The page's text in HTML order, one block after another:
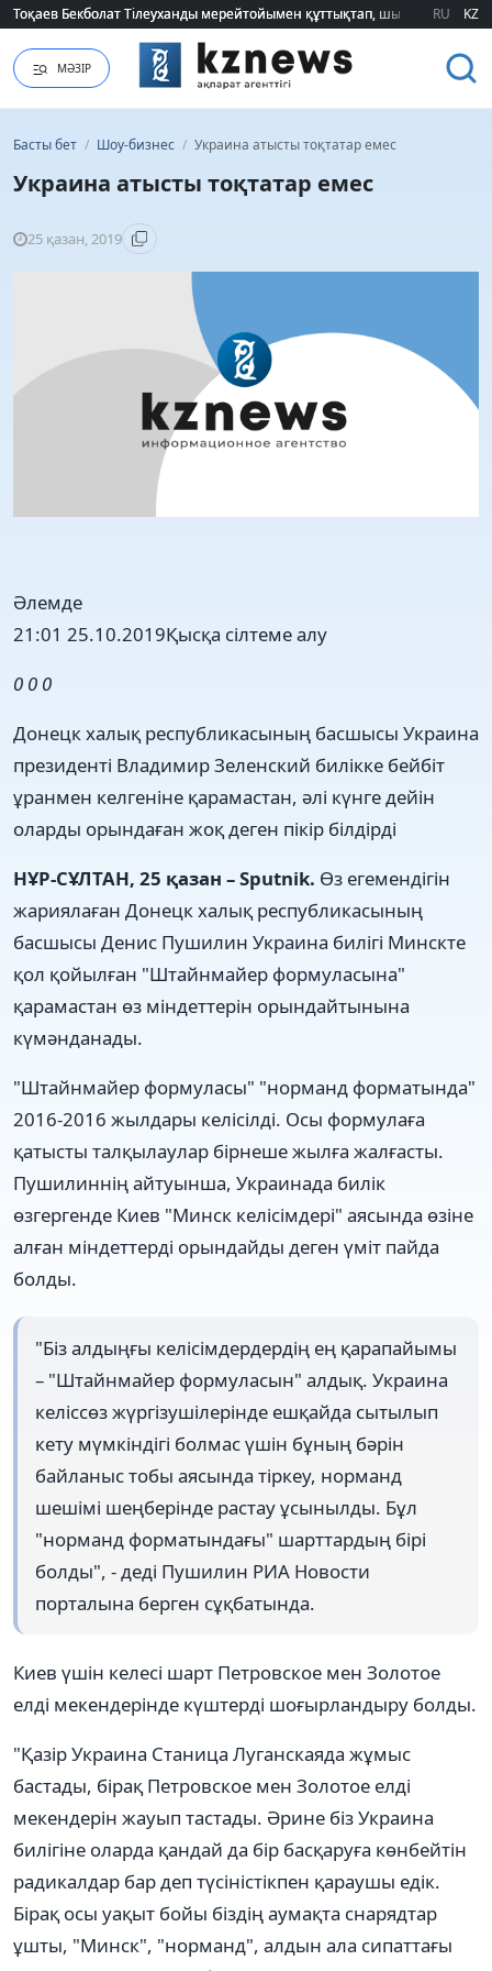
Тоқаев Бекболат Тілеуханды мерейтойымен құттықтап, шығармашылық
Тоқаев Бекболат Тілеуханды мерейтойымен құттықтап, шығармашылық
RU KZ
МӘЗІР
Басты бет / Шоу-бизнес / Украина атысты тоқтатар емес
Украина атысты тоқтатар емес
25 қазан, 2019
Әлемде
21:01 25.10.2019Қысқа сілтеме алу
0 0 0
Донецк халық республикасының басшысы Украина
президенті Владимир Зеленский билікке бейбіт
ұранмен келгеніне қарамастан, әлі күнге дейін
оларды орындаған жоқ деген пікір білдірді
НҰР-СҰЛТАН, 25 қазан – Sputnik. Өз егемендігін
жариялаған Донецк халық республикасының
басшысы Денис Пушилин Украина билігі Минскте
қол қойылған "Штайнмайер формуласына"
қарамастан өз міндеттерін орындайтынына
күмәнданады.
"Штайнмайер формуласы" "норманд форматында"
2016-2016 жылдары келісілді. Осы формулаға
қатысты талқылаулар бірнеше жылға жалғасты.
Пушилиннің айтуынша, Украинада билік
өзгергенде Киев "Минск келісімдері" аясында өзіне
алған міндеттерді орындайды деген үміт пайда
болды.
"Біз алдыңғы келісімдердердің ең қарапайымы
– "Штайнмайер формуласын" алдық. Украина
келіссөз жүргізушілерінде ешқайда сытылып
кету мүмкіндігі болмас үшін бұның бәрін
байланыс тобы аясында тіркеу, норманд
шешімі шеңберінде растау ұсынылды. Бұл
"норманд форматындағы" шарттардың бірі
болды", - деді Пушилин РИА Новости
порталына берген сұқбатында.
Киев үшін келесі шарт Петровское мен Золотое
елді мекендерінде күштерді шоғырландыру болды.
"Қазір Украина Станица Луганскаяда жұмыс
бастады, бірақ Петровское мен Золотое елді
мекендерін жауып тастады. Әрине біз Украина
билігіне оларда қандай да бір басқаруға көнбейтін
радикалдар бар деп түсіністікпен қараушы едік.
Бірақ осы уақыт бойы біздің аумақта снарядтар
ұшты, "Минск", "норманд", алдын ала сипаттағы